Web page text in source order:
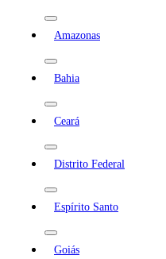
Amazonas
Bahia
Ceará
Distrito Federal
Espírito Santo
Goiás